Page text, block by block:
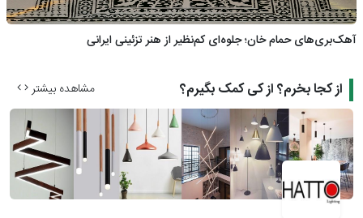
آهک‌بری‌های حمام خان؛ جلوه‌ای کم‌نظیر از هنر تزئینی ایرانی
از کجا بخرم؟ از کی کمک بگیرم؟ مشاهده بیشتر